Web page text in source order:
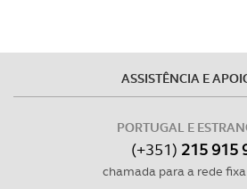
Realçamos que o bloqueio de certo
tecnologias similares pode ter
experiência de navegação no
Consulte a política de cookies do
ASSISTÊNCIA E
PORTUGAL E
(+351) 215 915
chamada para a rede